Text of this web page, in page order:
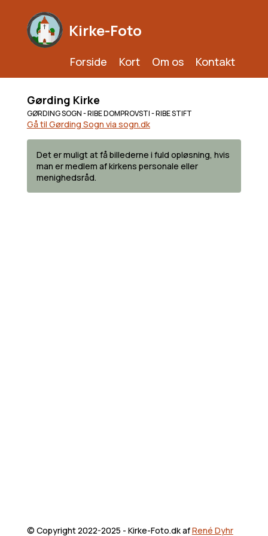
Kirke-Foto
Forside Kort Om os Kontakt
Gørding Kirke
GØRDING SOGN - RIBE DOMPROVSTI - RIBE STIFT
Gå til Gørding Sogn via sogn.dk
Det er muligt at få billederne i fuld opløsning, hvis
man er medlem af kirkens personale eller
menighedsråd.
© Copyright 2022-2025 - Kirke-Foto.dk afRené Dyhr